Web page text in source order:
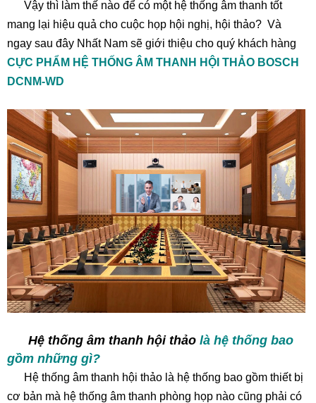
Vậy thì làm thế nào để có một hệ thống âm thanh tốt
mang lại hiệu quả cho cuộc họp hội nghị, hội thảo? Và
ngay sau đây Nhất Nam sẽ giới thiệu cho quý khách hàng
CỰC PHẨM HỆ THỐNG ÂM THANH HỘI THẢO BOSCH
DCNM-WD
Hệ thống âm thanh hội thảo là hệ thống bao
gồm những gì?
Hệ thống âm thanh hội thảo là hệ thống bao gồm thiết bị
cơ bản mà hệ thống âm thanh phòng họp nào cũng phải có